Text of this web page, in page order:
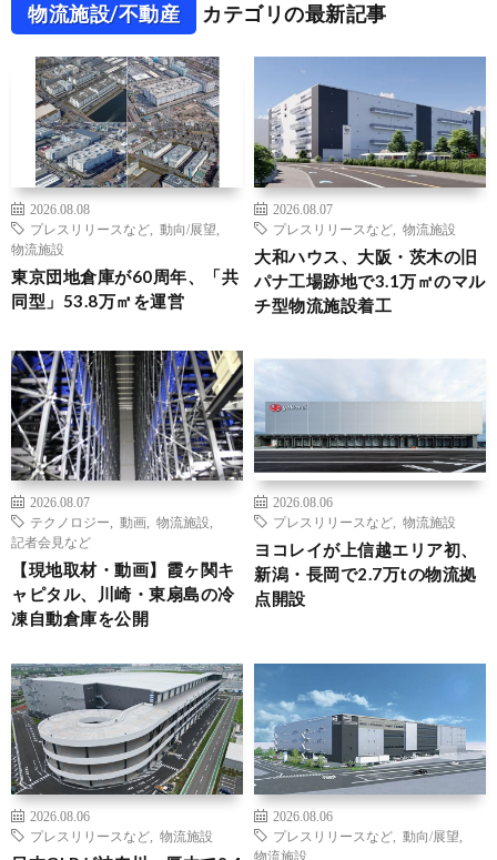
物流施設/不動産 カテゴリの最新記事
2026.08.08
プレスリリースなど
動向/展望
物流施設
東京団地倉庫が60周年、「共
同型」53.8万㎡を運営
2026.08.07
プレスリリースなど
物流施設
大和ハウス、大阪・茨木の旧
パナ工場跡地で3.1万㎡のマル
チ型物流施設着工
2026.08.07
テクノロジー
動画 物流施設
記者会見など
【現地取材・動画】霞ヶ関キ
ャピタル、川崎・東扇島の冷
凍自動倉庫を公開
2026.08.06
プレスリリースなど
物流施設
ヨコレイが上信越エリア初、
新潟・長岡で2.7万tの物流拠
点開設
2026.08.06
プレスリリースなど
物流施設
2026.08.06
プレスリリースなど
動向/展望
物流施設